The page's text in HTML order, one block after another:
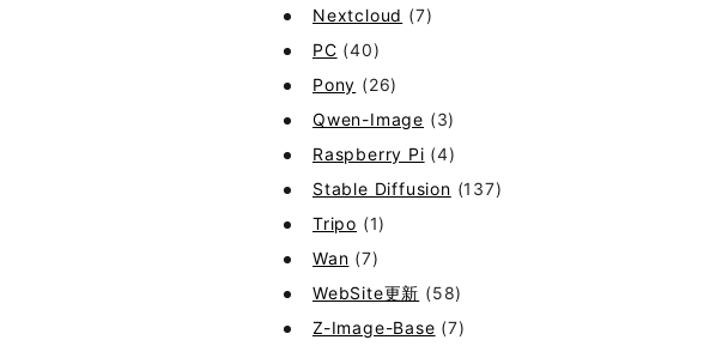
Nextcloud (7)
PC (40)
Pony (26)
Qwen-Image (3)
Raspberry Pi (4)
Stable Diffusion (137)
Tripo (1)
Wan (7)
WebSite更新 (58)
Z-Image-Base (7)